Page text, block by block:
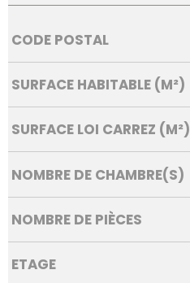
Caractérisque Valeurs
CODE POSTAL
SURFACE HABITABLE (M²)
SURFACE LOI CARREZ (M²)
NOMBRE DE CHAMBRE(S)
NOMBRE DE PIÈCES
ETAGE